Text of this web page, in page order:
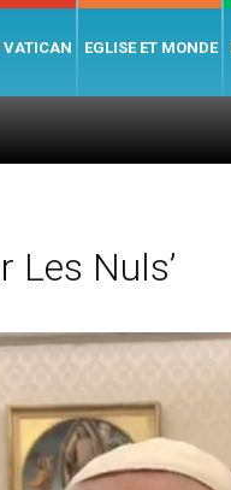
VATICAN EGLISE ET MONDE
Le
Les Nuls’